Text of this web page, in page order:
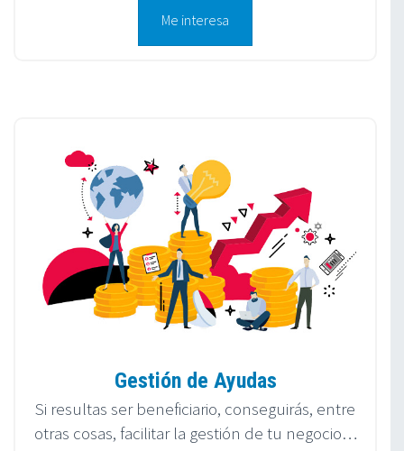
Me interesa
Gestión de Ayudas
Si resultas ser beneficiario, conseguirás, entre
otras cosas, facilitar la gestión de tu negocio…